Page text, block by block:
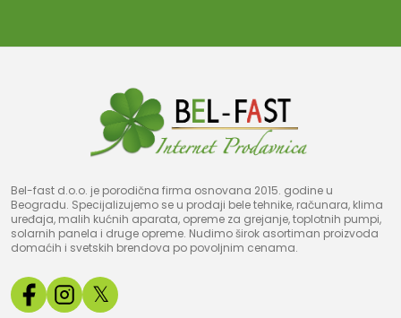
Bel-fast d.o.o. je porodična firma osnovana 2015. godine u
Beogradu. Specijalizujemo se u prodaji bele tehnike, računara, klima
uređaja, malih kućnih aparata, opreme za grejanje, toplotnih pumpi,
solarnih panela i druge opreme. Nudimo širok asortiman proizvoda
domaćih i svetskih brendova po povoljnim cenama.
𝕏